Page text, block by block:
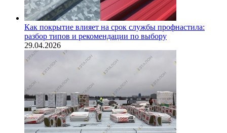
Как покрытие влияет на срок службы профнастила:
разбор типов и рекомендации по выбору
29.04.2026